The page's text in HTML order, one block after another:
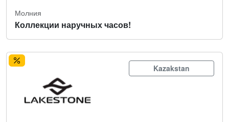
Молния
Коллекции наручных часов!
Kazakstan